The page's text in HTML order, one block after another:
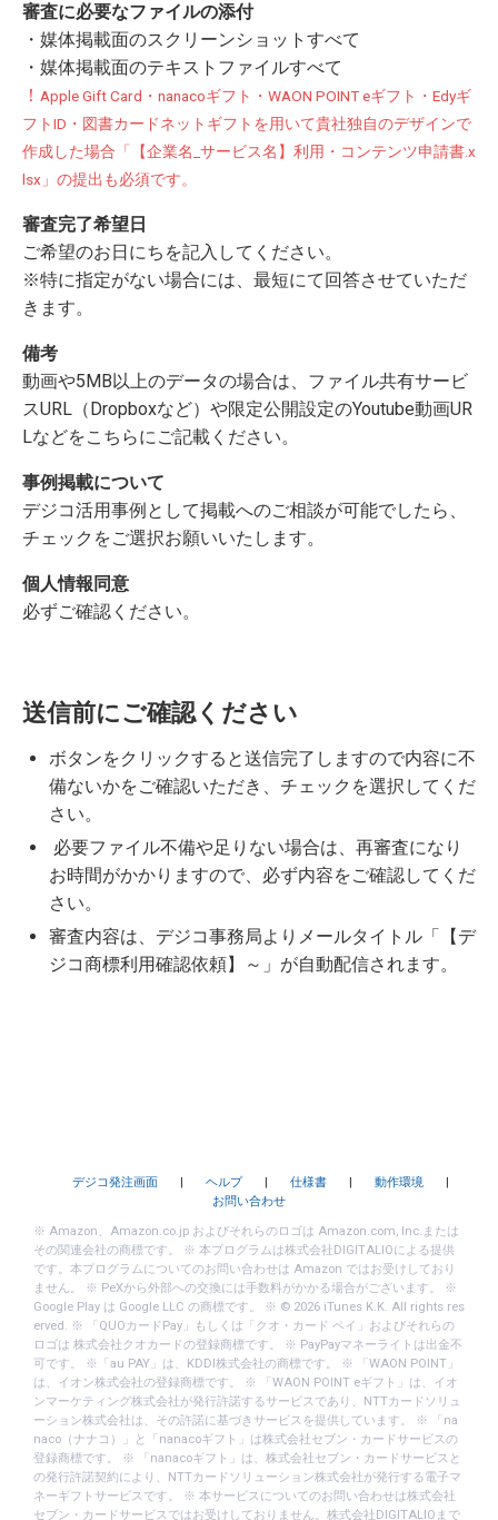
審査に必要なファイルの添付
・媒体掲載面のスクリーンショットすべて
・媒体掲載面のテキストファイルすべて
！ Apple Gift Card・nanacoギフト・WAON POINT eギフト・Edyギ
フトID・図書カードネットギフトを用いて貴社独自のデザインで
作成した場合「【企業名_サービス名】利用・コンテンツ申請書.x
lsx」の提出も必須です。
審査完了希望日
ご希望のお日にちを記入してください。
※特に指定がない場合には、最短にて回答させていただ
きます。
備考
動画や5MB以上のデータの場合は、ファイル共有サービ
スURL（Dropboxなど）や限定公開設定のYoutube動画UR
Lなどをこちらにご記載ください。
事例掲載について
デジコ活用事例として掲載へのご相談が可能でしたら、
チェックをご選択お願いいたします。
個人情報同意
必ずご確認ください。
送信前にご確認ください
ボタンをクリックすると送信完了しますので内容に不
備ないかをご確認いただき、チェックを選択してくだ
さい。
必要ファイル不備や足りない場合は、再審査になり
お時間がかかりますので、必ず内容をご確認してくだ
さい。
審査内容は、デジコ事務局よりメールタイトル「【デ
ジコ商標利用確認依頼】～」が自動配信されます。
デジコ発注画面 ヘルプ 仕様書 動作環境
お問い合わせ
※ Amazon、Amazon.co.jp およびそれらのロゴは Amazon.com, Inc.または
その関連会社の商標です。 ※ 本プログラムは株式会社DIGITALIOによる提供
です。本プログラムについてのお問い合わせは Amazon ではお受けしており
ません。 ※ PeXから外部への交換には手数料がかかる場合がございます。 ※
Google Play は Google LLC の商標です。 ※ © 2026 iTunes K.K. All rights res
erved. ※ 「QUOカードPay」もしくは「クオ・カード ペイ」およびそれらの
ロゴは 株式会社クオカードの登録商標です。 ※ PayPayマネーライトは出金不
可です。 ※「au PAY」は、KDDI株式会社の商標です。 ※ 「WAON POINT」
は、イオン株式会社の登録商標です。 ※ 「WAON POINT eギフト」は、イオ
ンマーケティング株式会社が発行許諾するサービスであり、NTTカードソリュ
ーション株式会社は、その許諾に基づきサービスを提供しています。 ※ 「na
naco（ナナコ）」と「nanacoギフト」は株式会社セブン・カードサービスの
登録商標です。 ※ 「nanacoギフト」は、株式会社セブン・カードサービスと
の発行許諾契約により、NTTカードソリューション株式会社が発行する電子マ
ネーギフトサービスです。 ※ 本サービスについてのお問い合わせは株式会社
セブン・カードサービスではお受けしておりません。株式会社DIGITALIOまで